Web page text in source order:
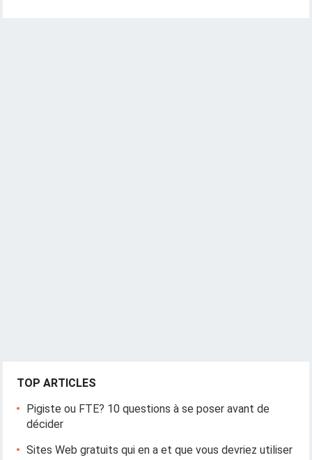
TOP ARTICLES
Pigiste ou FTE? 10 questions à se poser avant de
décider
Sites Web gratuits qui en a et que vous devriez utiliser